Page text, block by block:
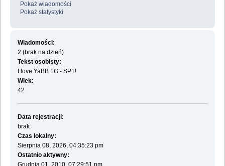
Pokaż wiadomości
Pokaż statystyki
Wiadomości:
2 (brak na dzień)
Tekst osobisty:
I love YaBB 1G - SP1!
Wiek:
42
Data rejestracji:
brak
Czas lokalny:
Sierpnia 08, 2026, 04:35:23 pm
Ostatnio aktywny:
Grudnia 01, 2010, 07:29:51 pm